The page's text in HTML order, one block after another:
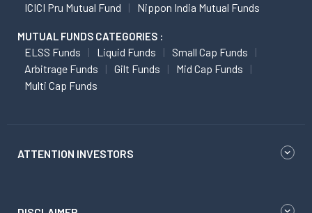
ICICI Pru Mutual Fund
Nippon India Mutual Funds
MUTUAL FUNDS CATEGORIES :
ELSS Funds Liquid Funds
Small Cap Funds
Arbitrage Funds
Gilt Funds
Mid Cap Funds
Multi Cap Funds
ATTENTION INVESTORS